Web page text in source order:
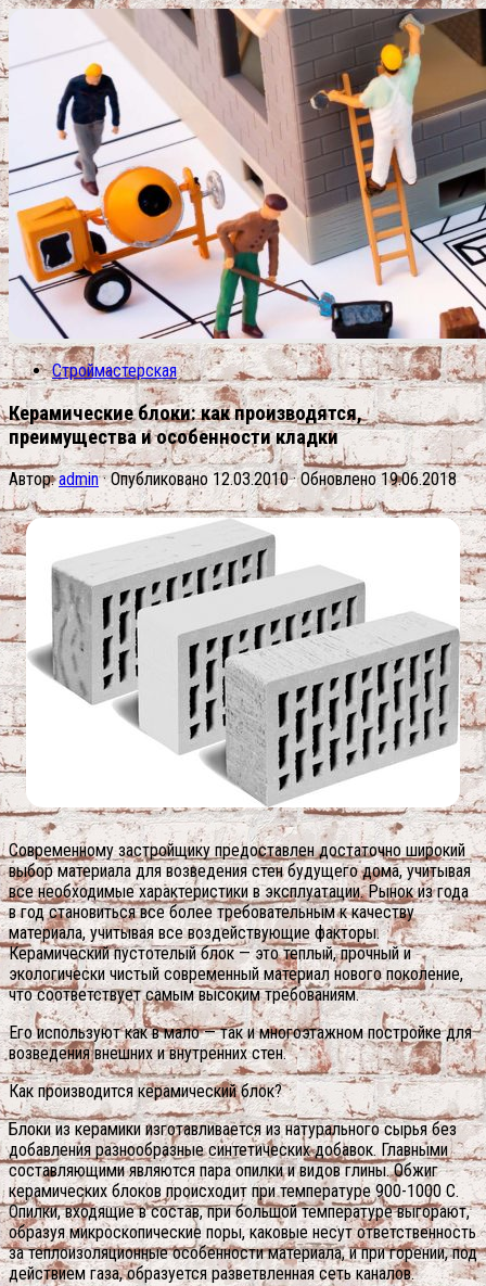
Строймастерская
Керамические блоки: как производятся,
преимущества и особенности кладки
Автор:admin · Опубликовано12.03.2010· Обновлено19.06.2018
Современному застройщику предоставлен достаточно широкий
выбор материала для возведения стен будущего дома, учитывая
все необходимые характеристики в эксплуатации. Рынок из года
в год становиться все более требовательным к качеству
материала, учитывая все воздействующие факторы.
Керамический пустотелый блок — это теплый, прочный и
экологически чистый современный материал нового поколение,
что соответствует самым высоким требованиям.
Его используют как в мало — так и многоэтажном постройке для
возведения внешних и внутренних стен.
Как производится керамический блок?
Блоки из керамики изготавливается из натурального сырья без
добавления разнообразные синтетических добавок. Главными
составляющими являются пара опилки и видов глины. Обжиг
керамических блоков происходит при температуре 900-1000 С.
Опилки, входящие в состав, при большой температуре выгорают,
образуя микроскопические поры, каковые несут ответственность
за теплоизоляционные особенности материала, и при горении, под
действием газа, образуется разветвленная сеть каналов.